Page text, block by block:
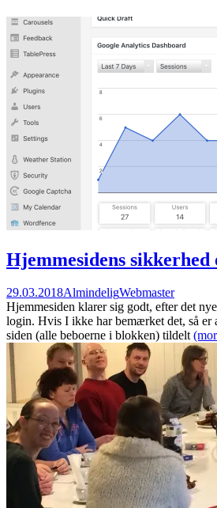
Hjemmesidens sikkerhed
29.03.2018AlmindeligWebmaster
Hjemmesiden klarer sig godt, efter det
login. Hvis I ikke har bemærket det, så er
siden (alle beboerne i blokken) tildelt